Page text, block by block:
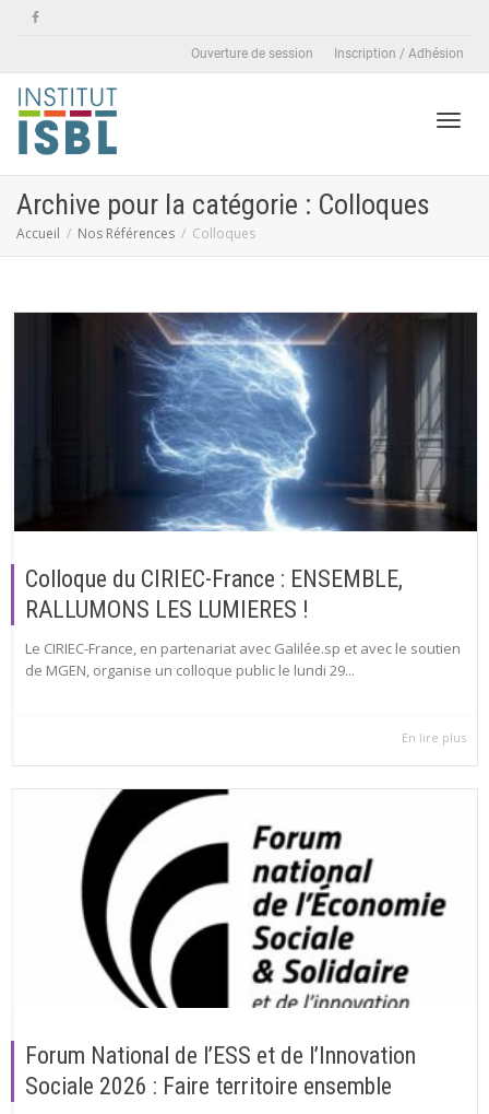
Ouverture de session Inscription / Adhésion
Archive pour la catégorie : Colloques
Accueil Nos Références Colloques
Colloque du CIRIEC-France : ENSEMBLE,
RALLUMONS LES LUMIERES !
Le CIRIEC-France, en partenariat avec Galilée.sp et avec le soutien
de MGEN, organise un colloque public le lundi 29...
En lire plus
Forum National de l’ESS et de l’Innovation
Sociale 2026 : Faire territoire ensemble